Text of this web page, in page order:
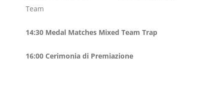
Team
14:30 Medal Matches Mixed Team Trap
16:00 Cerimonia di Premiazione